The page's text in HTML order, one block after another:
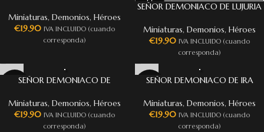
Miniaturas, Demonios, Héroes
€19.90 IVA INCLUIDO (cuando
corresponda)
SEÑOR DEMONIACO DE LUJURIA
Miniaturas, Demonios, Héroes
€19.90 IVA INCLUIDO (cuando
corresponda)
SEÑOR DEMONIACO DE
Miniaturas, Demonios, Héroes
€19.90 IVA INCLUIDO (cuando
corresponda)
SEÑOR DEMONIACO DE IRA
Miniaturas, Demonios, Héroes
€19.90 IVA INCLUIDO (cuando
corresponda)